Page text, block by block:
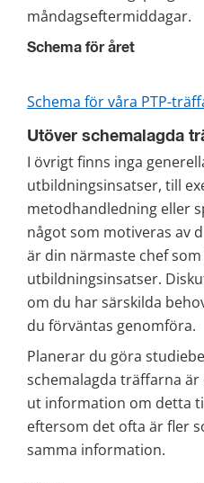
måndagseftermiddagar.
Schema för året
Schema för våra PTP-
Utöver schemalagda
I övrigt finns inga
utbildningsinsatser, till
metodhandledning eller
något som motiveras av
är din närmaste chef
utbildningsinsatser.
om du har särskilda
du förväntas genomföra.
Planerar du göra
schemalagda träffarna
ut information om detta
eftersom det ofta är fler
samma information.